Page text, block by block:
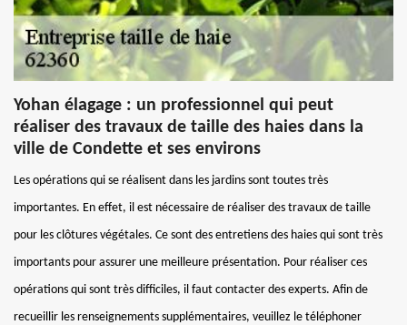
Yohan élagage : un professionnel qui peut
réaliser des travaux de taille des haies dans la
ville de Condette et ses environs
Les opérations qui se réalisent dans les jardins sont toutes très
importantes. En effet, il est nécessaire de réaliser des travaux de taille
pour les clôtures végétales. Ce sont des entretiens des haies qui sont très
importants pour assurer une meilleure présentation. Pour réaliser ces
opérations qui sont très difficiles, il faut contacter des experts. Afin de
recueillir les renseignements supplémentaires, veuillez le téléphoner